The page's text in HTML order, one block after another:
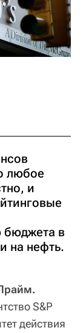
любое
и
бюджета в
на нефть.
S&P
действия